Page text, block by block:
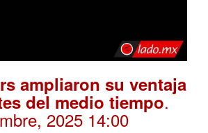
ampliaron su ventaja
del medio tiempo.
2025 14:00